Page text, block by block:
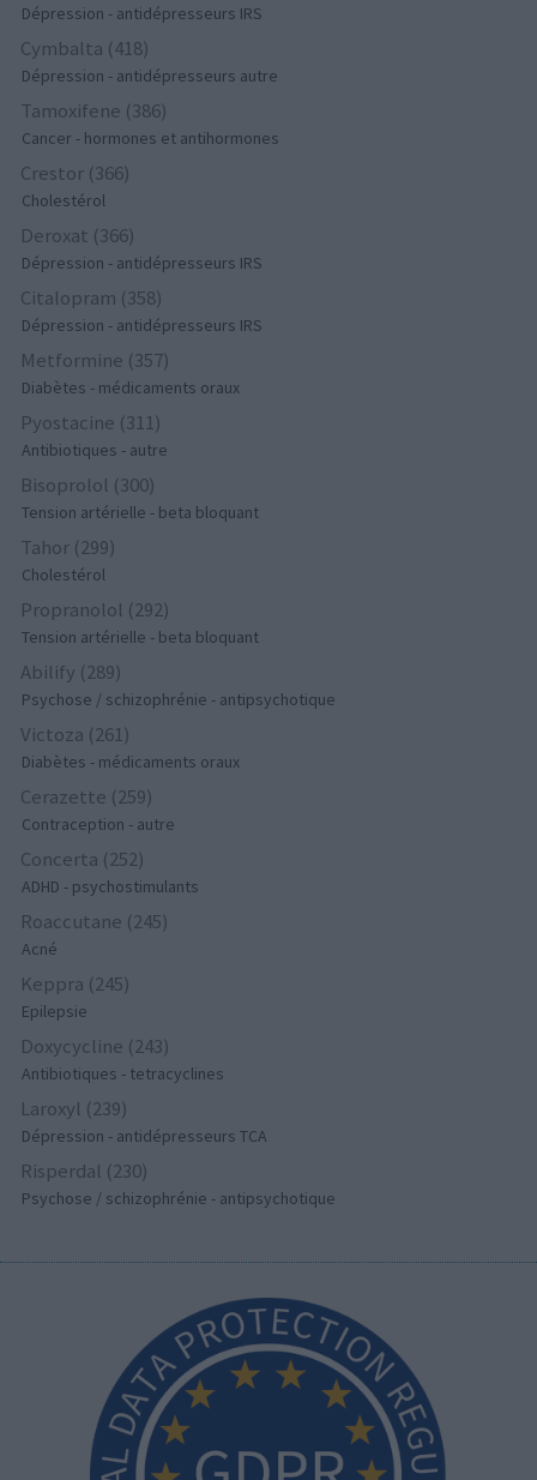
Dépression - antidépresseurs IRS
Cymbalta (418)
Dépression - antidépresseurs autre
Tamoxifene (386)
Cancer - hormones et antihormones
Crestor (366)
Cholestérol
Deroxat (366)
Dépression - antidépresseurs IRS
Citalopram (358)
Dépression - antidépresseurs IRS
Metformine (357)
Diabètes - médicaments oraux
Pyostacine (311)
Antibiotiques - autre
Bisoprolol (300)
Tension artérielle - beta bloquant
Tahor (299)
Cholestérol
Propranolol (292)
Tension artérielle - beta bloquant
Abilify (289)
Psychose / schizophrénie - antipsychotique
Victoza (261)
Diabètes - médicaments oraux
Cerazette (259)
Contraception - autre
Concerta (252)
ADHD - psychostimulants
Roaccutane (245)
Acné
Keppra (245)
Epilepsie
Doxycycline (243)
Antibiotiques - tetracyclines
Laroxyl (239)
Dépression - antidépresseurs TCA
Risperdal (230)
Psychose / schizophrénie - antipsychotique